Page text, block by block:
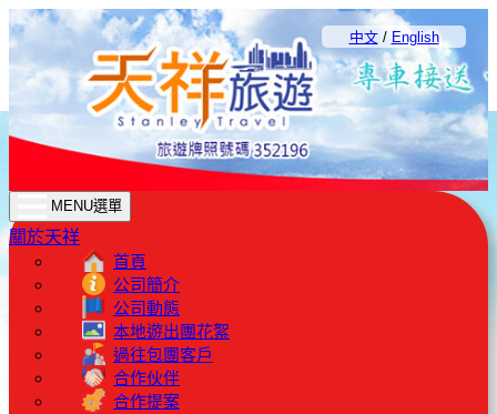
中文/ English
MENU選單
關於天祥
首頁
公司簡介
公司動態
本地遊出團花絮
過往包團客戶
合作伙伴
合作提案